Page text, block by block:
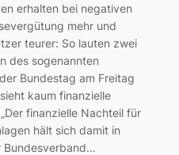
erhalten bei negativen
mehr und
teurer: So lauten zwei
des sogenannten
Bundestag am Freitag
kaum finanzielle
finanzielle Nachteil für
hält sich damit in
Bundesverband…